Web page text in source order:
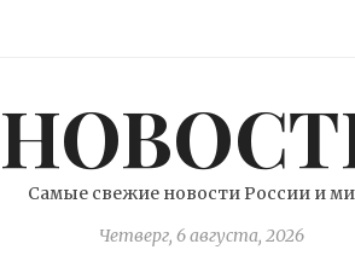
Самые свежие новости России и
Четверг, 6 августа, 2026